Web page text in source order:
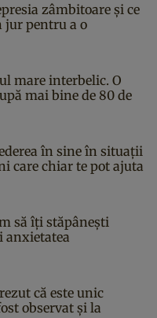
zâmbitoare și ce
jur pentru a o
mare interbelic. O
mai bine de 80 de
în sine în situații
care chiar te pot ajuta
să îți stăpânești
anxietatea
că este unic
observat și la